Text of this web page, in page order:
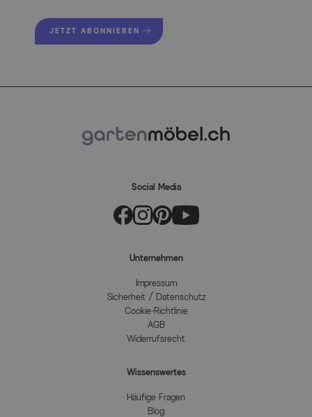
JETZT ABONNIEREN
Social Media
Unternehmen
Impressum
Sicherheit / Datenschutz
Cookie-Richtlinie
AGB
Widerrufsrecht
Wissenswertes
Häufige Fragen
Blog